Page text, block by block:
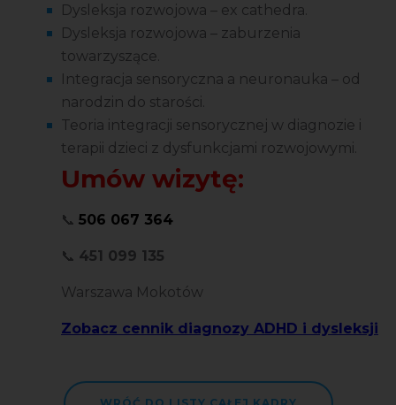
Dysleksja rozwojowa – ex cathedra.
Dysleksja rozwojowa – zaburzenia
towarzyszące.
Integracja sensoryczna a neuronauka – od
narodzin do starości.
Teoria integracji sensorycznej w diagnozie i
terapii dzieci z dysfunkcjami rozwojowymi.
Umów wizytę:
📞 506 067 364
📞 451 099 135
Warszawa Mokotów
Zobacz cennik diagnozy ADHD i dysleksji